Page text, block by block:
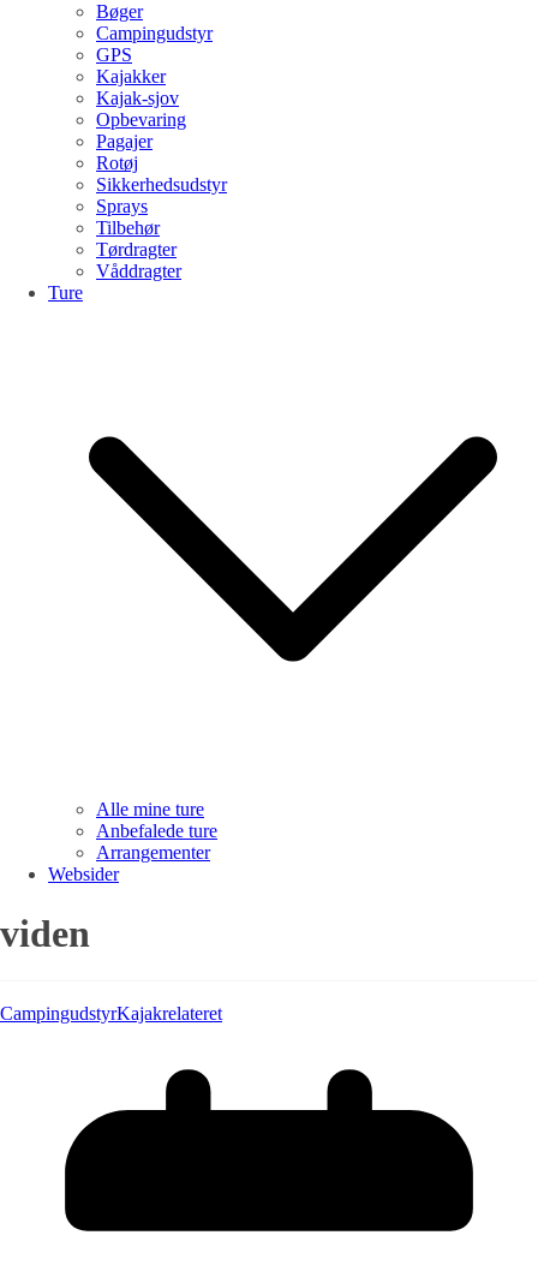
Bøger
Campingudstyr
GPS
Kajakker
Kajak-sjov
Opbevaring
Pagajer
Rotøj
Sikkerhedsudstyr
Sprays
Tilbehør
Tørdragter
Våddragter
Ture
Alle mine ture
Anbefalede ture
Arrangementer
Websider
viden
CampingudstyrKajakrelateret